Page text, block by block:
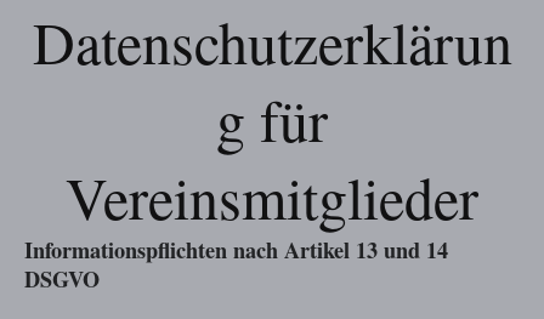
Datenschutzerklärun
g für
Vereinsmitglieder
Informationspflichten nach Artikel 13 und 14
DSGVO